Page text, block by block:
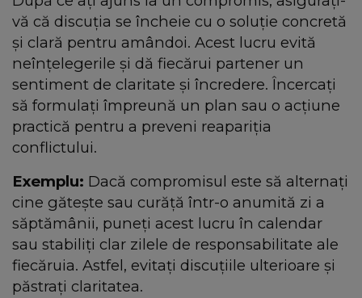
vă că discuția se încheie cu o soluție concretă
și clară pentru amândoi. Acest lucru evită
neînțelegerile și dă fiecărui partener un
sentiment de claritate și încredere. Încercați
să formulați împreună un plan sau o acțiune
practică pentru a preveni reapariția
conflictului.
Exemplu: Dacă compromisul este să alternați
cine gătește sau curăță într-o anumită zi a
săptămânii, puneți acest lucru în calendar
sau stabiliți clar zilele de responsabilitate ale
fiecăruia. Astfel, evitați discuțiile ulterioare și
păstrați claritatea.